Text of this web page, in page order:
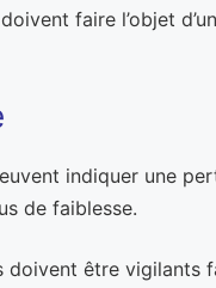
faire l’objet
indiquer une
de faiblesse.
doivent être vigilants